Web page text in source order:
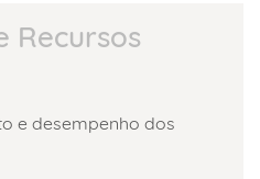
Recursos
e desempenho dos